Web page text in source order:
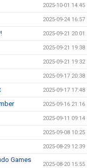
2025-10-01 14:45
2025-09-24 16:57
2025-09-21 20:01
2025-09-21 19:38
2025-09-21 19:32
2025-09-17 20:38
2025-09-17 17:48
2025-09-16 21:16
2025-09-11 09:14
2025-09-08 10:25
2025-08-29 12:39
Games
2025-08-20 15:55